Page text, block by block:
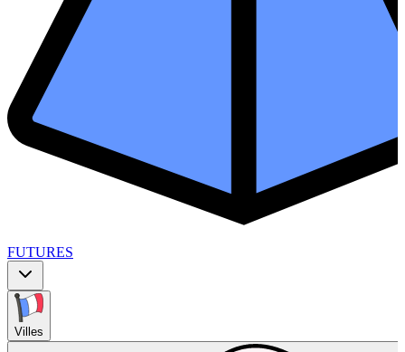
FUTURES
Villes